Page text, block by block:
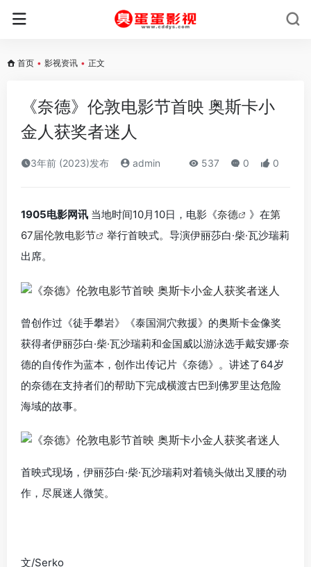
首页 • 影视资讯 • 正文
《奈德》伦敦电影节首映 奥斯卡小
金人获奖者迷人
3年前 (2023)发布 admin 537 0 0
1905电影网讯 当地时间10月10日，电影《奈德 》在第
67届伦敦电影节
举行首映式。导演伊丽莎白·柴·瓦沙瑞莉
出席。
曾创作过《徒手攀岩》《泰国洞穴救援》的奥斯卡金像奖
获得者伊丽莎白·柴·瓦沙瑞莉和金国威以游泳选手戴安娜·奈
德的自传作为蓝本，创作出传记片《奈德》。讲述了64岁
的奈德在支持者们的帮助下完成横渡古巴到佛罗里达危险
海域的故事。
首映式现场，伊丽莎白·柴·瓦沙瑞莉对着镜头做出叉腰的动
作，尽展迷人微笑。
文/Serko